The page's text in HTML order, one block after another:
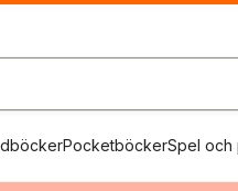
PocketböckerSpel och